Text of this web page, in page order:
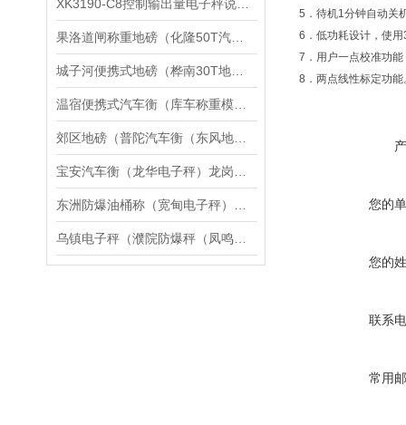
5．待机1分钟自动关
6．低功耗设计，使
7．用户一点校准功能
8．两点线性标定功
您的
您的
联系
常用